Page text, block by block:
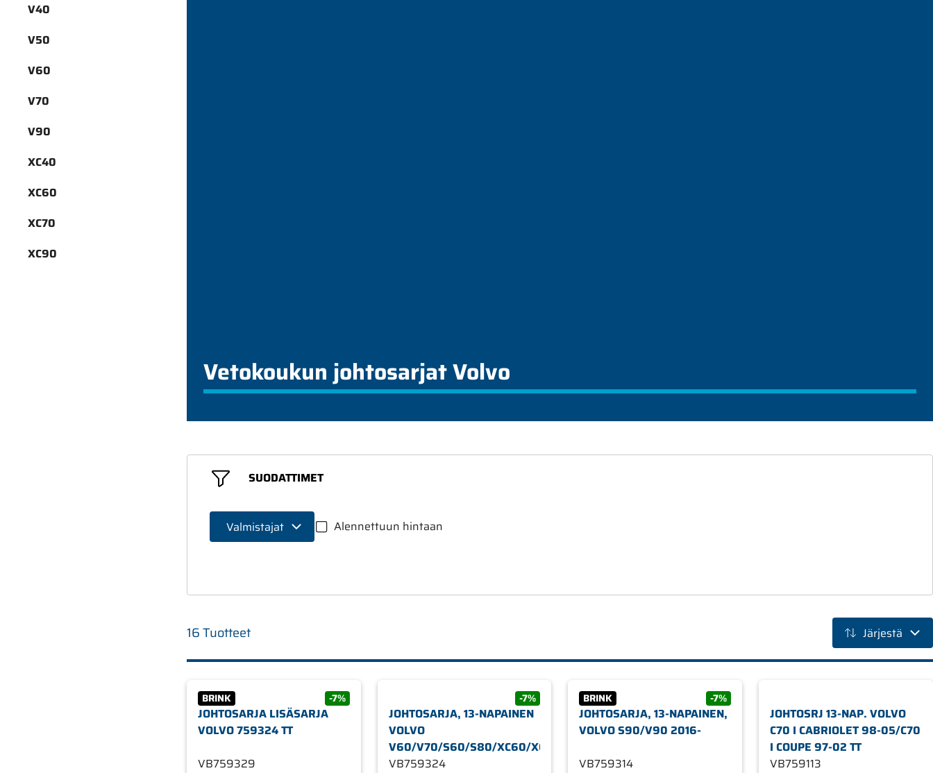
V40
V50
V60
V70
V90
XC40
XC60
XC70
XC90
Vetokoukun johtosarjat Volvo
SUODATTIMET
Valmistajat Alennettuun hintaan
Järjestä
16 Tuotteet
BRINK -7%
JOHTOSARJA LISÄSARJA
VOLVO 759324 TT
VB759329
-7%
JOHTOSARJA, 13-NAPAINEN
VOLVO
V60/V70/S60/S80/XC60/XC70
VB759324
BRINK -7%
JOHTOSARJA, 13-NAPAINEN,
VOLVO S90/V90 2016-
VB759314
JOHTOSRJ 13-NAP. VOLVO
C70 I CABRIOLET 98-05/C70
I COUPE 97-02 TT
VB759113